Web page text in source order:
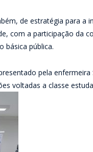
de estratégia para a
com a participação da
básica pública.
pela
voltadas a classe